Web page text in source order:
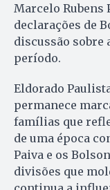
Marcelo Rubens
declarações de
discussão sobre
período.
Eldorado
permanece
famílias que
de uma época
Paiva e os
divisões que